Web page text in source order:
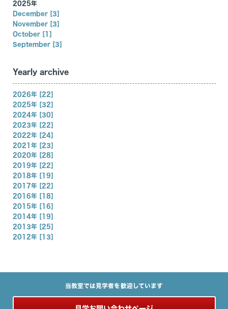
2025年
December [3]
November [3]
October [1]
September [3]
Yearly archive
2026年 [22]
2025年 [32]
2024年 [30]
2023年 [22]
2022年 [24]
2021年 [23]
2020年 [28]
2019年 [22]
2018年 [19]
2017年 [22]
2016年 [18]
2015年 [16]
2014年 [19]
2013年 [25]
2012年 [13]
当教室では見学者を歓迎しています